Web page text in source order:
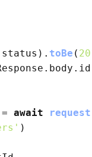
status ). toBe (
body . id
await request
)